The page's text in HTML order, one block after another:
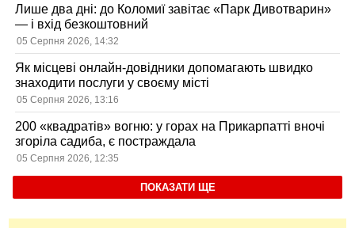
Лише два дні: до Коломиї завітає «Парк Дивотварин»
— і вхід безкоштовний
05 Серпня 2026, 14:32
Як місцеві онлайн-довідники допомагають швидко
знаходити послуги у своєму місті
05 Серпня 2026, 13:16
200 «квадратів» вогню: у горах на Прикарпатті вночі
згоріла садиба, є постраждала
05 Серпня 2026, 12:35
ПОКАЗАТИ ЩЕ